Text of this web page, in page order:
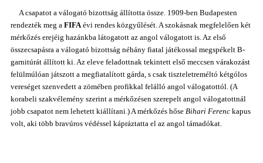
A csapatot a válogató bizottság állította össze. 1909-ben Budapesten
rendezték meg a FIFAévi rendes közgyűlését. A szokásnak megfelelően két
mérkőzés erejéig hazánkba látogatott az angol válogatott is. Az első
összecsapásra a válogató bizottság néhány fiatal játékossal megspékelt B-
garnitúrát állított ki. Az eleve feladottnak tekintett első meccsen várakozást
felülmúlóan játszott a megfiatalított gárda, s csak tiszteletreméltó kétgólos
vereséget szenvedett a zömében profikkal felálló angol válogatottól. (A
korabeli szakvélemény szerint a mérkőzésen szerepelt angol válogatottnál
jobb csapatot nem lehetett kiállítani.) A mérkőzés hőse Bihari Ferenc kapus
volt, aki több bravúros védéssel kápráztatta el az angol támadókat.